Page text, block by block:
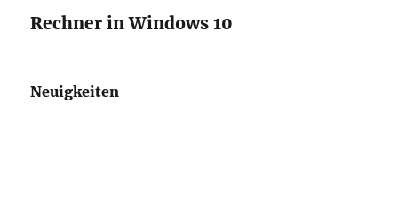
Rechner in Windows 10
Neuigkeiten